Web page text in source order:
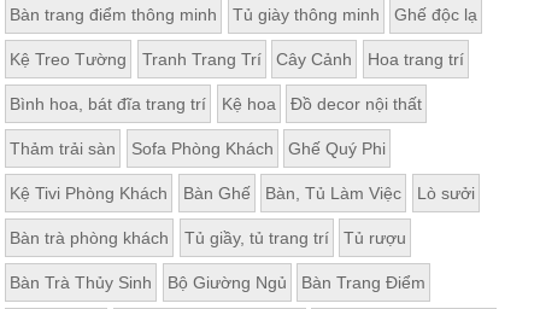
điểm
Nội
Thất
Phòng
Ăn
Bàn
ăn,
ghế
ăn,
kệ
Nội
Bàn trang điểm thông minh Tủ giày thông minh Ghế độc lạ
Kệ Treo Tường Tranh Trang Trí Cây Cảnh Hoa trang trí
Bình hoa, bát đĩa trang trí Kệ hoa Đồ decor nội thất
Thảm trải sàn Sofa Phòng Khách Ghế Quý Phi
Kệ Tivi Phòng Khách Bàn Ghế Bàn, Tủ Làm Việc Lò sưởi
Bàn trà phòng khách Tủ giầy, tủ trang trí Tủ rượu
Bàn Trà Thủy Sinh Bộ Giường Ngủ Bàn Trang Điểm